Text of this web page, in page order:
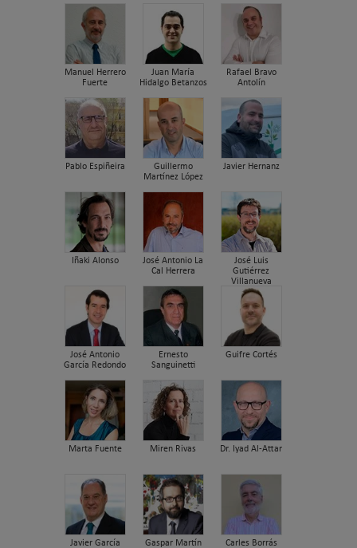
Manuel Herrero
Fuerte
Juan María
Hidalgo Betanzos
Rafael Bravo
Antolín
Pablo Espiñeira
Guillermo
Martínez López
Javier Hernanz
Iñaki Alonso
José Antonio La
Cal Herrera
José Luis
Gutiérrez
Villanueva
José Antonio
García Redondo
Ernesto
Sanguinetti
Guifre Cortés
Marta Fuente Miren Rivas Dr. Iyad Al-Attar
Javier García Gaspar Martín Carles Borrás